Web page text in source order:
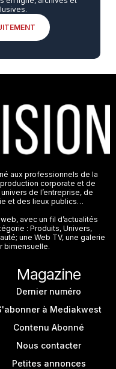
aux professionnels de la
corporate et de
de l’entreprise, de
et des lieux publics…
avec un fil d’actualités
: Produits, Univers,
une Web TV, une galerie
bimensuelle.
Magazine
Dernier numéro
à Mediakwest
Contenu Abonné
Nous contacter
Petites annonces